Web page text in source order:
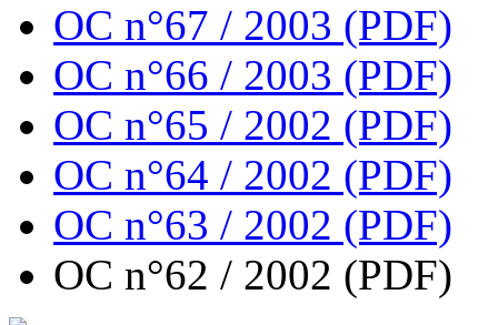
OC n°67 / 2003 (PDF)
OC n°66 / 2003 (PDF)
OC n°65 / 2002 (PDF)
OC n°64 / 2002 (PDF)
OC n°63 / 2002 (PDF)
OC n°62 / 2002 (PDF)